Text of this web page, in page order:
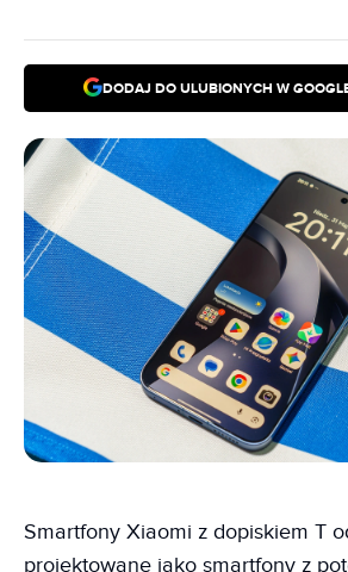
DODAJ DO ULUBIONYCH W
Smartfony Xiaomi z dopiskiem T
projektowane jako smartfony z